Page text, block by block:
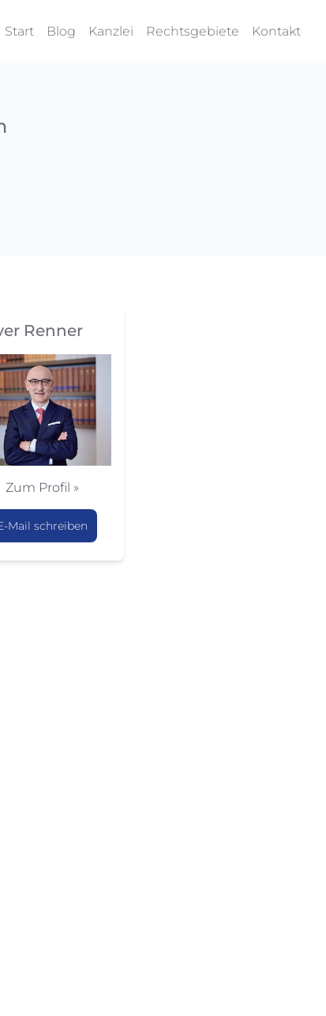
Start Blog Kanzlei Rechtsgebiete Kontakt
Renner
Zum Profil »
Mail schreiben